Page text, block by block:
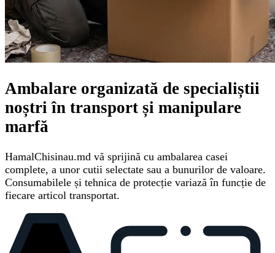
Ambalare organizată de specialiștii
noștri în transport și manipulare
marfă
HamalChisinau.md vă sprijină cu ambalarea casei
complete, a unor cutii selectate sau a bunurilor de valoare.
Consumabilele și tehnica de protecție variază în funcție de
fiecare articol transportat.